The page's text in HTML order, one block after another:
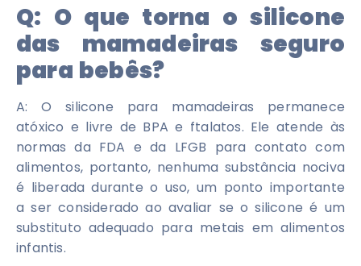
Q: O que torna o silicone
das mamadeiras seguro
para bebês?
A: O silicone para mamadeiras permanece
atóxico e livre de BPA e ftalatos. Ele atende às
normas da FDA e da LFGB para contato com
alimentos, portanto, nenhuma substância nociva
é liberada durante o uso, um ponto importante
a ser considerado ao avaliar se o silicone é um
substituto adequado para metais em alimentos
infantis.